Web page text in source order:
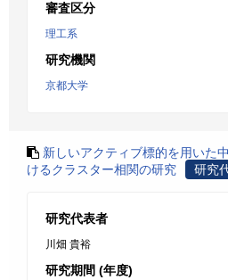
審査区分
理工系
研究機関
京都大学
新しいアクティブ標的を用いた
けるクラスター相関の研究
研究
研究代表者
川畑 貴裕
研究期間 (年度)